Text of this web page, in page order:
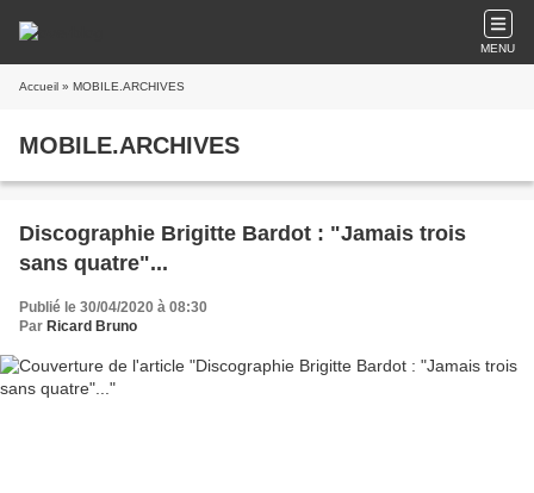
MENU
Accueil » MOBILE.ARCHIVES
MOBILE.ARCHIVES
Discographie Brigitte Bardot : "Jamais trois
sans quatre"...
Publié le 30/04/2020 à 08:30
Par Ricard Bruno